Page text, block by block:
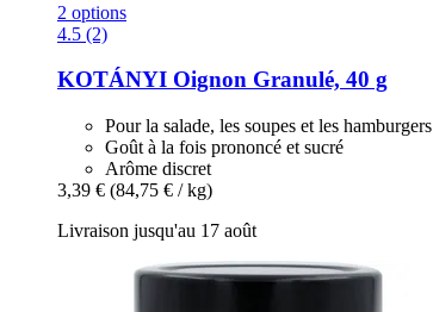
2 options
4.5 (2)
KOTÁNYI Oignon Granulé, 40 g
Pour la salade, les soupes et les hamburgers
Goût à la fois prononcé et sucré
Arôme discret
3,39 € (84,75 € / kg)
Livraison jusqu'au 17 août